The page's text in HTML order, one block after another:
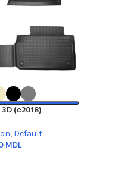
(с2018)
, Default
MDL